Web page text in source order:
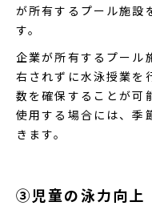
が所有するプール施設
す。
企業が所有するプール
右されずに水泳授業を
数を確保することが可
使用する場合には、季
きます。
③児童の泳力向上